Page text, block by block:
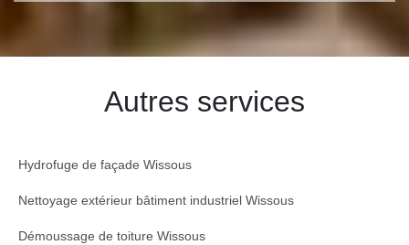
Autres services
Hydrofuge de façade Wissous
Nettoyage extérieur bâtiment industriel Wissous
Démoussage de toiture Wissous